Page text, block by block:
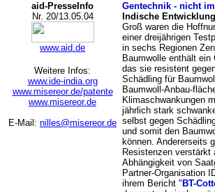
aid-PresseInfo
Nr. 20/13.05.04
www.aid.de
Weitere Infos:
www.ide-india.org
www.misereor.de/patente
www.misereor.de
E-Mail: nilles@misereor.de
Gentechnik - nicht
Indische
Groß waren die
einer dreijährigen
in sechs Regionen
Baumwolle enthält
das sie resistent
Schädling für
Baumwoll-Anbau-
Klimaschwankungen
jährlich stark
selbst gegen
und somit den
können. Andererseits
Resistenzen verstärkt
Abhängigkeit von
Partner-Organisation
ihrem Bericht " BT-